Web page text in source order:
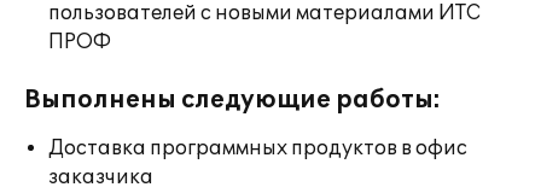
пользователей с новыми материалами ИТС
ПРОФ
Выполнены следующие работы:
Доставка программных продуктов в офис
заказчика